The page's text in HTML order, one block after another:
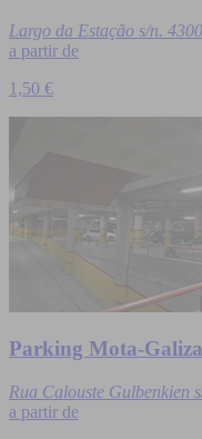
Largo da Estação s/n.
a partir de
1,50 €
Parking Mota-
Rua Calouste Gulbenkien
a partir de